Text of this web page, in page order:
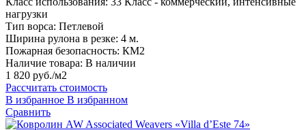
нагрузки
Тип ворса: Петлевой
Ширина рулона в резке: 4 м.
Пожарная безопасность: КМ2
Наличие товара: В наличии
1 820 руб./м2
Рассчитать стоимость
В избранное В избранном
Сравнить